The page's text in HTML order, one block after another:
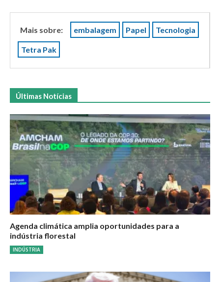
Mais sobre: embalagem Papel Tecnologia
Tetra Pak
Últimas Notícias
Agenda climática amplia oportunidades para a
indústria florestal
INDÚSTRIA